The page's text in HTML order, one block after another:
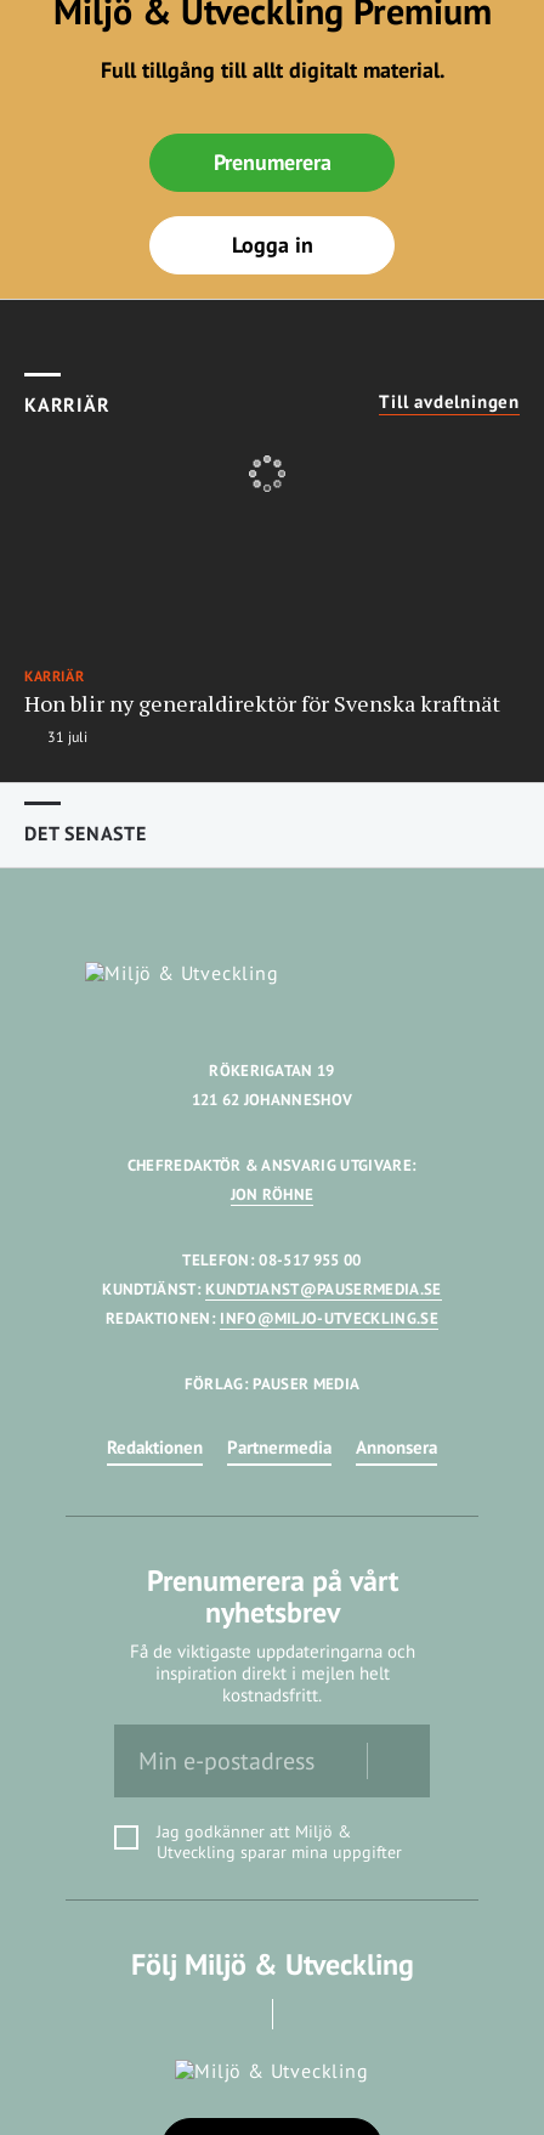
Miljö & Utveckling Premium
Full tillgång till allt digitalt material.
Prenumerera
Logga in
KARRIÄR Till avdelningen
KARRIÄR
Hon blir ny generaldirektör för Svenska kraftnät
31 juli
DET SENASTE
RÖKERIGATAN 19
121 62 JOHANNESHOV
CHEFREDAKTÖR & ANSVARIG UTGIVARE:
JON RÖHNE
TELEFON: 08-517 955 00
KUNDTJÄNST: KUNDTJANST@PAUSERMEDIA.SE
REDAKTIONEN: INFO@MILJO-UTVECKLING.SE
FÖRLAG: PAUSER MEDIA
Redaktionen Partnermedia Annonsera
Prenumerera på vårt
nyhetsbrev
Få de viktigaste uppdateringarna och
inspiration direkt i mejlen helt
kostnadsfritt.
Jag godkänner att Miljö &
Utveckling sparar mina uppgifter
Följ Miljö & Utveckling